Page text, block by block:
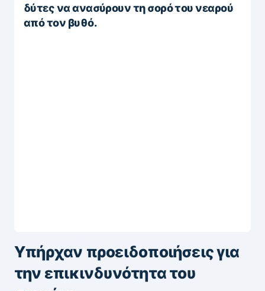
δύτες να ανασύρουν τη σορό του νεαρού
από τον βυθό.
Υπήρχαν προειδοποιήσεις για
την επικινδυνότητα του